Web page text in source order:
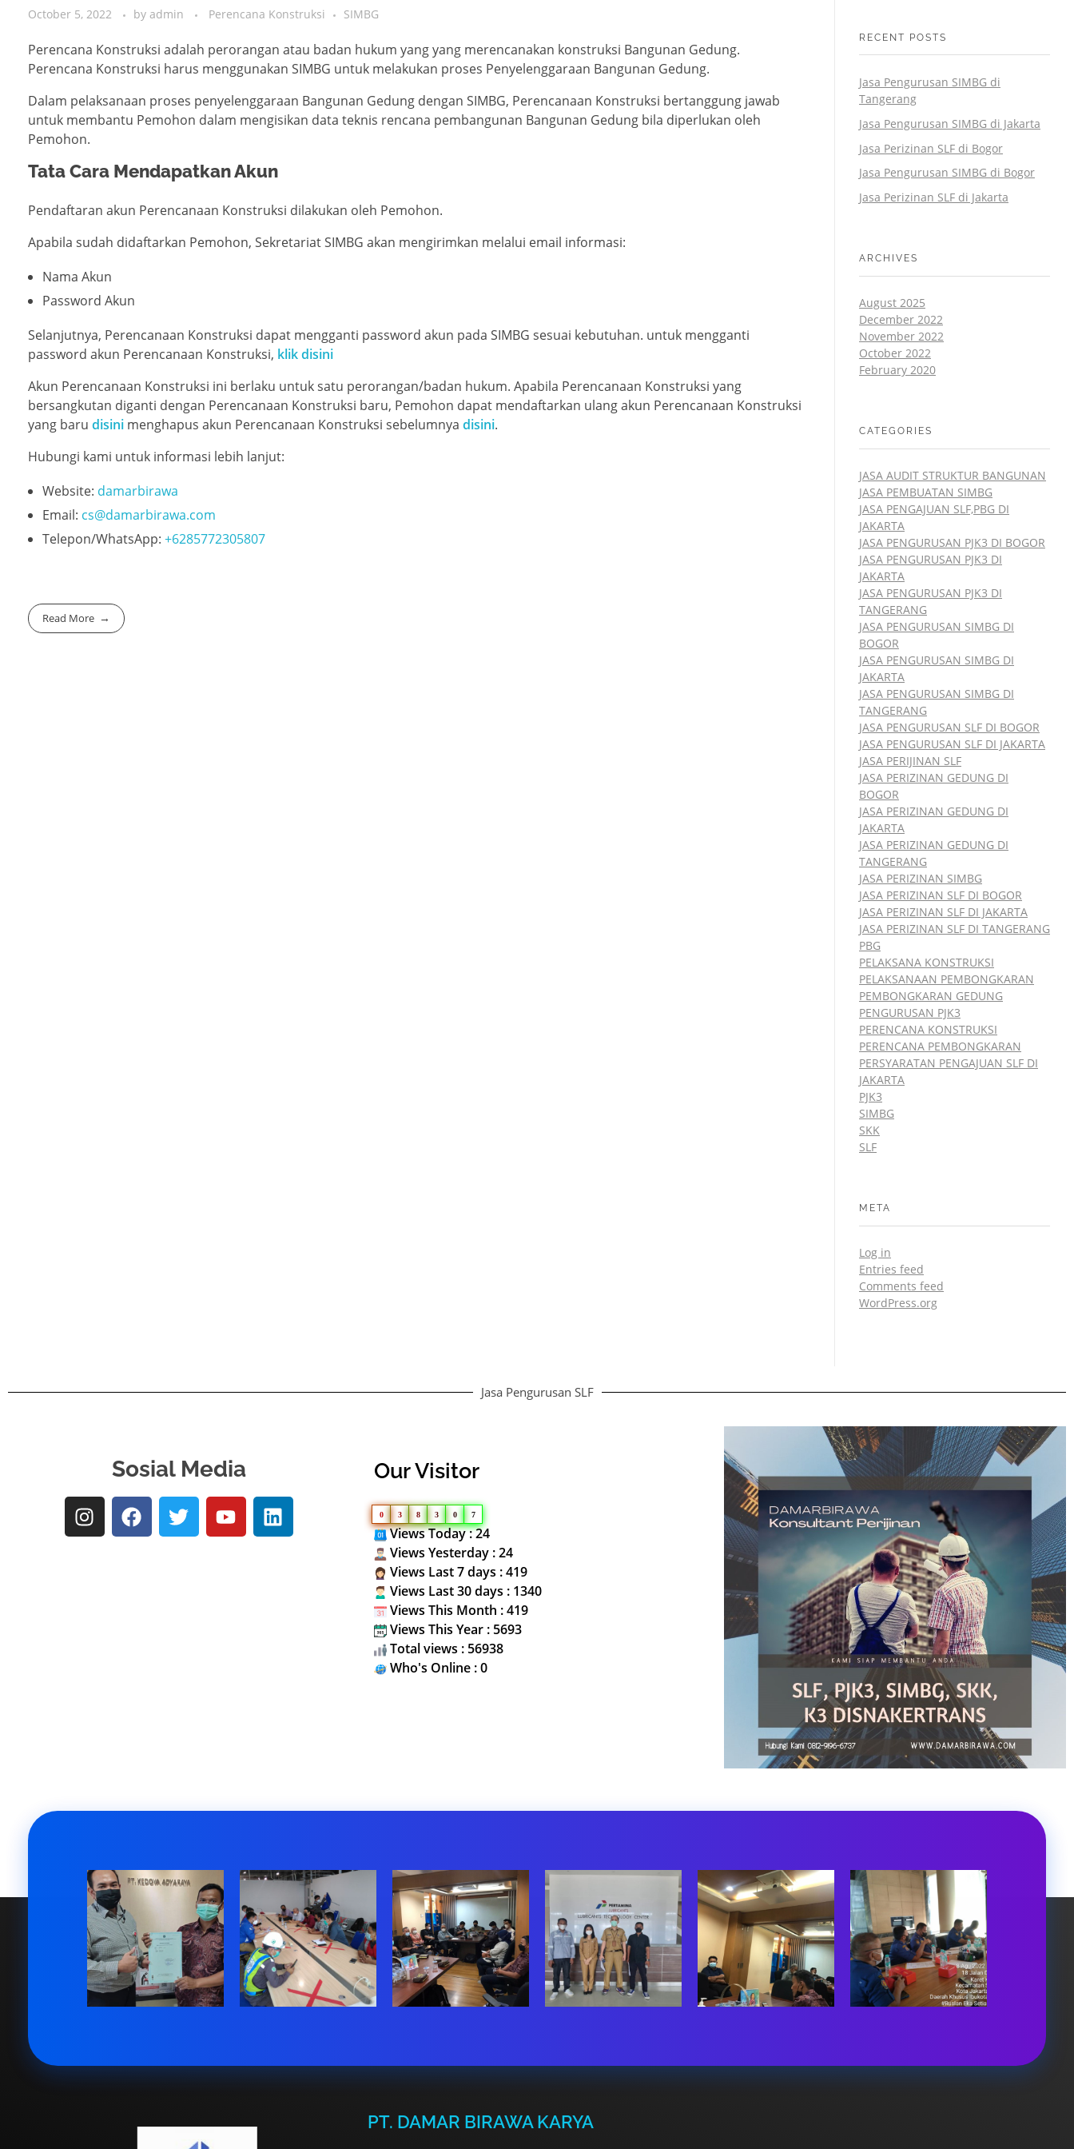
October 5, 2022 by admin Perencana Konstruksi SIMBG
Perencana Konstruksi adalah perorangan atau badan hukum yang yang merencanakan konstruksi Bangunan Gedung.
Perencana Konstruksi harus menggunakan SIMBG untuk melakukan proses Penyelenggaraan Bangunan Gedung.
Dalam pelaksanaan proses penyelenggaraan Bangunan Gedung dengan SIMBG, Perencanaan Konstruksi bertanggung jawab
untuk membantu Pemohon dalam mengisikan data teknis rencana pembangunan Bangunan Gedung bila diperlukan oleh
Pemohon.
Tata Cara Mendapatkan Akun
Pendaftaran akun Perencanaan Konstruksi dilakukan oleh Pemohon.
Apabila sudah didaftarkan Pemohon, Sekretariat SIMBG akan mengirimkan melalui email informasi:
Nama Akun
Password Akun
Selanjutnya, Perencanaan Konstruksi dapat mengganti password akun pada SIMBG sesuai kebutuhan. untuk mengganti
password akun Perencanaan Konstruksi, klik disini
Akun Perencanaan Konstruksi ini berlaku untuk satu perorangan/badan hukum. Apabila Perencanaan Konstruksi yang
bersangkutan diganti dengan Perencanaan Konstruksi baru, Pemohon dapat mendaftarkan ulang akun Perencanaan Konstruksi
yang baru disini menghapus akun Perencanaan Konstruksi sebelumnya disini.
Hubungi kami untuk informasi lebih lanjut:
Website: damarbirawa
Email: cs@damarbirawa.com
Telepon/WhatsApp: +6285772305807
Read More
RECENT POSTS
Jasa Pengurusan SIMBG di
Tangerang
Jasa Pengurusan SIMBG di Jakarta
Jasa Perizinan SLF di Bogor
Jasa Pengurusan SIMBG di Bogor
Jasa Perizinan SLF di Jakarta
ARCHIVES
August 2025
December 2022
November 2022
October 2022
February 2020
CATEGORIES
JASA AUDIT STRUKTUR BANGUNAN
JASA PEMBUATAN SIMBG
JASA PENGAJUAN SLF,PBG DI
JAKARTA
JASA PENGURUSAN PJK3 DI BOGOR
JASA PENGURUSAN PJK3 DI
JAKARTA
JASA PENGURUSAN PJK3 DI
TANGERANG
JASA PENGURUSAN SIMBG DI
BOGOR
JASA PENGURUSAN SIMBG DI
JAKARTA
JASA PENGURUSAN SIMBG DI
TANGERANG
JASA PENGURUSAN SLF DI BOGOR
JASA PENGURUSAN SLF DI JAKARTA
JASA PERIJINAN SLF
JASA PERIZINAN GEDUNG DI
BOGOR
JASA PERIZINAN GEDUNG DI
JAKARTA
JASA PERIZINAN GEDUNG DI
TANGERANG
JASA PERIZINAN SIMBG
JASA PERIZINAN SLF DI BOGOR
JASA PERIZINAN SLF DI JAKARTA
JASA PERIZINAN SLF DI TANGERANG
PBG
PELAKSANA KONSTRUKSI
PELAKSANAAN PEMBONGKARAN
PEMBONGKARAN GEDUNG
PENGURUSAN PJK3
PERENCANA KONSTRUKSI
PERENCANA PEMBONGKARAN
PERSYARATAN PENGAJUAN SLF DI
JAKARTA
PJK3
SIMBG
SKK
SLF
META
Log in
Entries feed
Comments feed
WordPress.org
Jasa Pengurusan SLF
Sosial Media Our Visitor
0 3 8 3 0 7
Views Today : 24
Views Yesterday : 24
Views Last 7 days : 419
Views Last 30 days : 1340
Views This Month : 419
Views This Year : 5693
Total views : 56938
Who's Online : 0
PT. DAMAR BIRAWA KARYA